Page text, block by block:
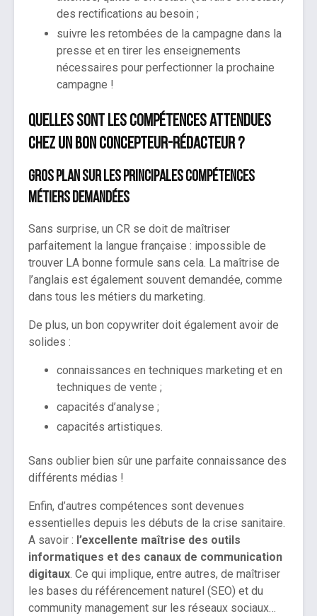
des rectifications au besoin ;
suivre les retombées de la campagne dans la
presse et en tirer les enseignements
nécessaires pour perfectionner la prochaine
campagne !
Quelles sont les compétences attendues
chez un bon concepteur-rédacteur ?
Gros plan sur les principales compétences
métiers demandées
Sans surprise, un CR se doit de maîtriser
parfaitement la langue française : impossible de
trouver LA bonne formule sans cela. La maîtrise de
l’anglais est également souvent demandée, comme
dans tous les métiers du marketing.
De plus, un bon copywriter doit également avoir de
solides :
connaissances en techniques marketing et en
techniques de vente ;
capacités d’analyse ;
capacités artistiques.
Sans oublier bien sûr une parfaite connaissance des
différents médias !
Enfin, d’autres compétences sont devenues
essentielles depuis les débuts de la crise sanitaire.
A savoir : l’excellente maîtrise des outils
informatiques et des canaux de communication
digitaux. Ce qui implique, entre autres, de maîtriser
les bases du référencement naturel (SEO) et du
community management sur les réseaux sociaux…